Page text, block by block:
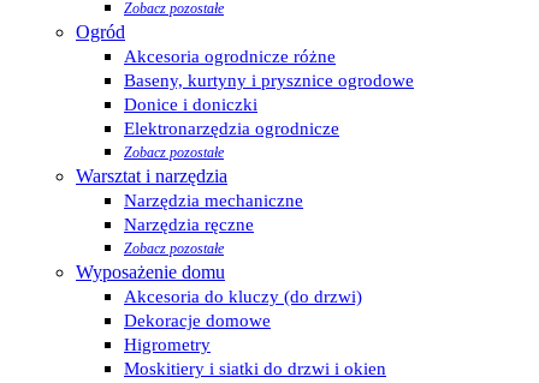
Zobacz pozostałe
Ogród
Akcesoria ogrodnicze różne
Baseny, kurtyny i prysznice ogrodowe
Donice i doniczki
Elektronarzędzia ogrodnicze
Zobacz pozostałe
Warsztat i narzędzia
Narzędzia mechaniczne
Narzędzia ręczne
Zobacz pozostałe
Wyposażenie domu
Akcesoria do kluczy (do drzwi)
Dekoracje domowe
Higrometry
Moskitiery i siatki do drzwi i okien